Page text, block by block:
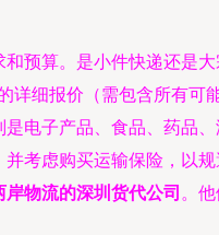
预算。是小件快递还是
细报价（需包含所有可
电子产品、食品、药品
考虑购买运输保险，以规
物流的深圳货代公司 。